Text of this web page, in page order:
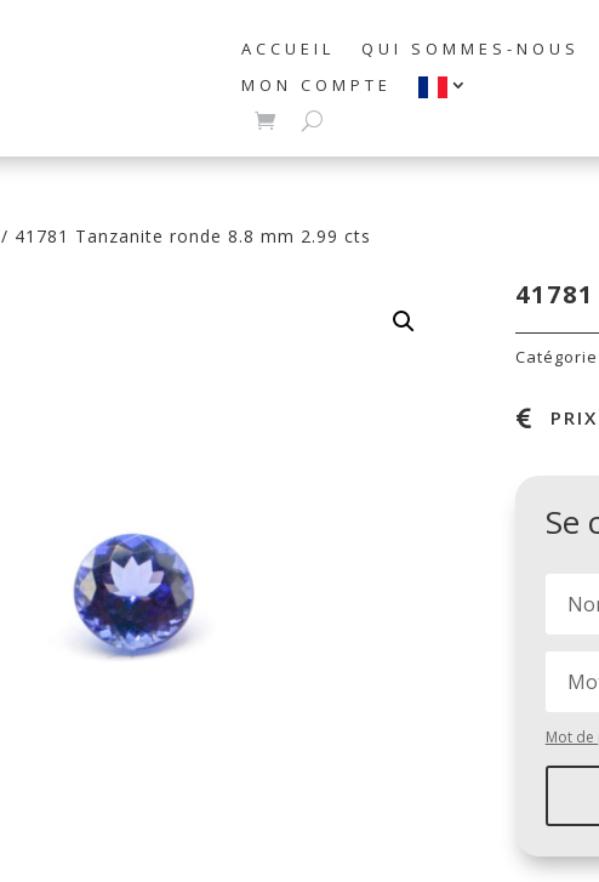
ACCUEIL QUI SOMMES-NOUS
MON COMPTE
/ 41781 Tanzanite ronde 8.8 mm 2.99 cts
Catégorie

Se
Mot de